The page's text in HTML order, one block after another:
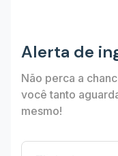
Alerta de
Não perca a
você tanto
mesmo!